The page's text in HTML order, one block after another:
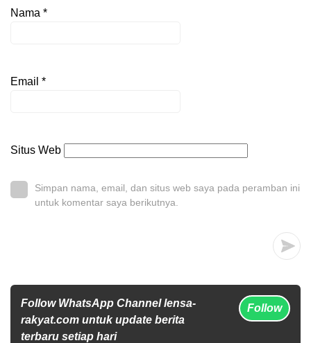
Nama *
Email *
Situs Web
Simpan nama, email, dan situs web saya pada peramban ini
untuk komentar saya berikutnya.
Follow WhatsApp Channel lensa-
rakyat.com untuk update berita
terbaru setiap hari
Follow